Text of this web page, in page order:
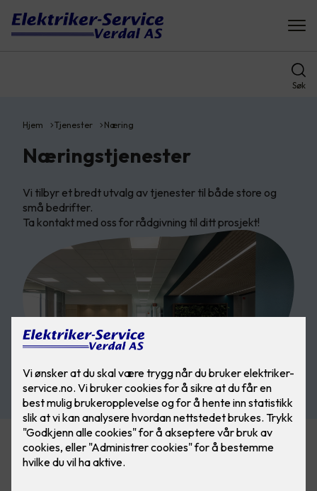
Søk
Hjem Tjenester Næring
Næringstjenester
Vi tilbyr et bredt utvalg av tjenester til både store og
små bedrifter.
Ta kontakt med oss for rådgivning til ditt prosjekt!
Belysning